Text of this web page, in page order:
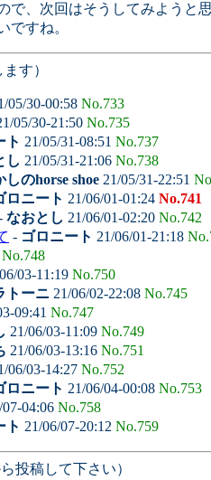
、次回はそうしてみようと思
ですね。
す）
05/30-00:58 No.733
05/30-21:50 No.735
ト 21/05/31-08:51 No.737
し 21/05/31-21:06 No.738
しのhorse shoe 21/05/31-22:51
ロニート 21/06/01-01:24 No.741
なおとし 21/06/01-02:20 No.742
- ゴロニート 21/06/01-21:18
No.748
03-11:19 No.750
トーニ 21/06/02-22:08 No.745
09:41 No.747
21/06/03-11:09 No.749
21/06/03-13:16 No.751
06/03-14:27 No.752
ロニート 21/06/04-00:08 No.753
07-04:06 No.758
ト 21/06/07-20:12 No.759
投稿して下さい）